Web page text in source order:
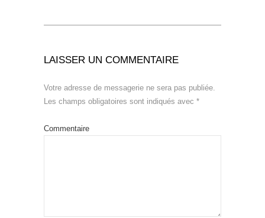
LAISSER UN COMMENTAIRE
Votre adresse de messagerie ne sera pas publiée.
Les champs obligatoires sont indiqués avec *
Commentaire